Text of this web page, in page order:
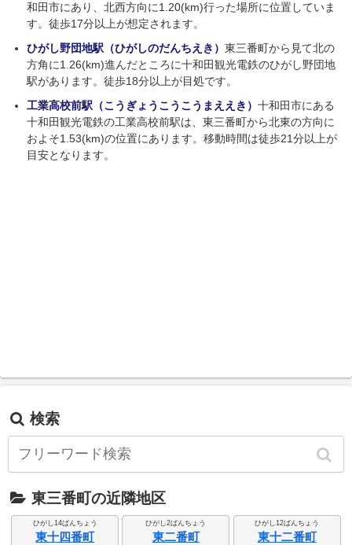
和田市にあり、北西方向に1.20(km)行った場所に位置していま
す。徒歩17分以上が想定されます。
ひがし野団地駅（ひがしのだんちえき） 東三番町から見て北の
方角に1.26(km)進んだところに十和田観光電鉄のひがし野団地
駅があります。徒歩18分以上が目処です。
工業高校前駅（こうぎょうこうこうまええき） 十和田市にある
十和田観光電鉄の工業高校前駅は、東三番町から北東の方向に
およそ1.53(km)の位置にあります。移動時間は徒歩21分以上が
目安となります。
検索
東三番町の近隣地区
ひがし14ばんちょう
東十四番町
ひがし2ばんちょう
東二番町
ひがし12ばんちょう
東十二番町